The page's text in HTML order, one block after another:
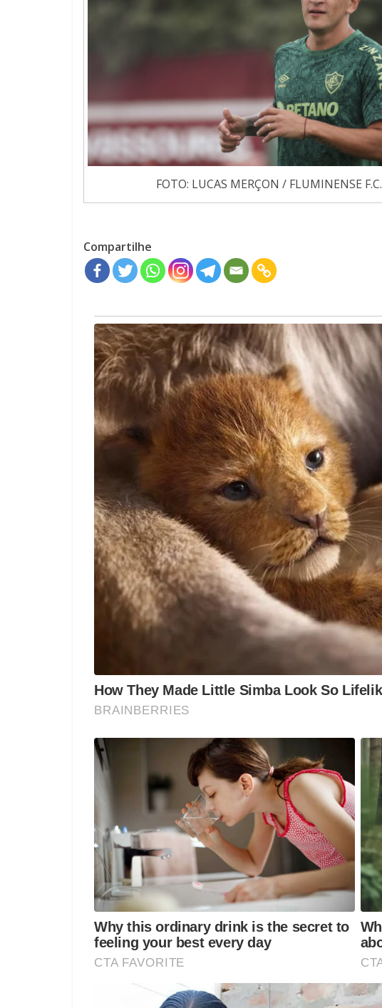
FOTO: LUCAS MERÇON / FLUMINENSE F.C.
Compartilhe